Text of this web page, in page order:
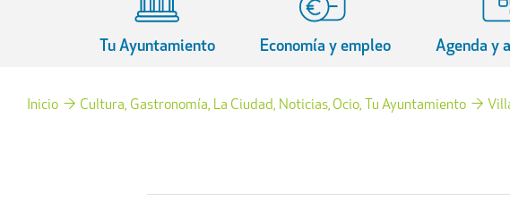
Tu Ayuntamiento Economía y empleo Agenda y
Inicio Cultura Gastronomía La Ciudad Noticias Ocio Tu Ayuntamiento